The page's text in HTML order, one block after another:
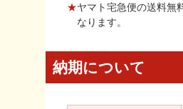
★ヤマト宅急便の送料無
なります。
納期について